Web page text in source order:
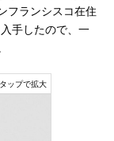
フランシスコ在住
手したので、一